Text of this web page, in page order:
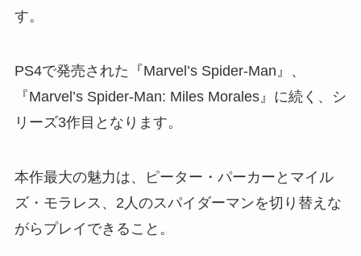
す。
PS4で発売された『Marvel’s Spider-Man』、
『Marvel’s Spider-Man: Miles Morales』に続く、シ
リーズ3作目となります。
本作最大の魅力は、ピーター・パーカーとマイル
ズ・モラレス、2人のスパイダーマンを切り替えな
がらプレイできること。